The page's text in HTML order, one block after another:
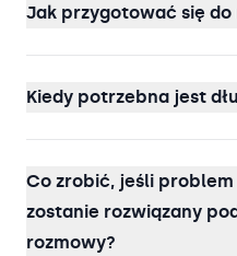
Jak przygotować się do
Kiedy potrzebna jest
Co zrobić, jeśli
zostanie rozwiązany
rozmowy?